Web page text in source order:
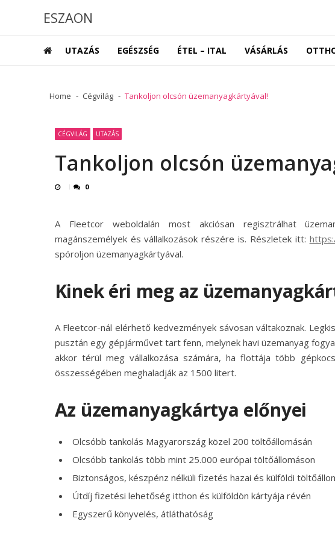
ESZAON
UTAZÁS EGÉSZSÉG ÉTEL – ITAL VÁSÁRLÁS
Home Cégvilág Tankoljon olcsón üzemanyagkártyával!
CÉGVILÁG UTAZÁS
Tankoljon olcsón
0
A Fleetcor weboldalán most akciósan regisztrálhat
magánszemélyek és vállalkozások részére is. Részletek itt:
spóroljon üzemanyagkártyával.
Kinek éri meg az
A Fleetcor-nál elérhető kedvezmények sávosan váltakoznak.
pusztán egy gépjárművet tart fenn, melynek havi üzemanyag
akkor térül meg vállalkozása számára, ha flottája több
összességében meghaladják az 1500 litert.
Az üzemanyagkártya előnyei
Olcsóbb tankolás Magyarország közel 200 töltőállomásán
Olcsóbb tankolás több mint 25.000 európai töltőállomáson
Biztonságos, készpénz nélküli fizetés hazai és külföldi
Útdíj fizetési lehetőség itthon és külföldön kártyája révén
Egyszerű könyvelés, átláthatóság